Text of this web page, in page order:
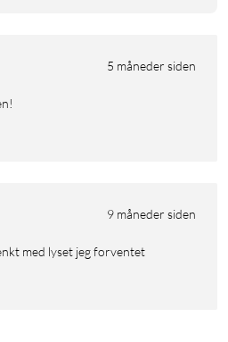
5 måneder siden
9 måneder siden
med lyset jeg forventet